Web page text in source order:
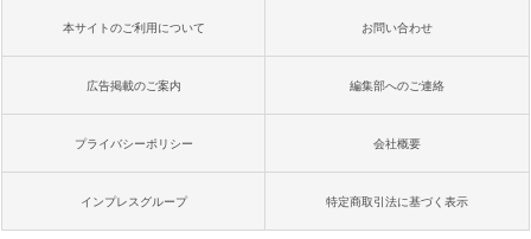
本サイトのご利用について お問い合わせ
広告掲載のご案内 編集部へのご連絡
プライバシーポリシー 会社概要
インプレスグループ 特定商取引法に基づく表示